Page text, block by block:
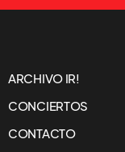
ARCHIVO IR!
CONCIERTOS
CONTACTO